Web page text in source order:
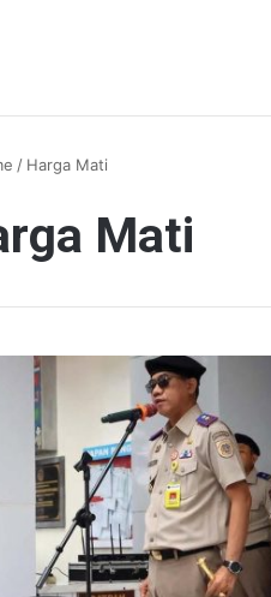
/ Harga Mati
Mati